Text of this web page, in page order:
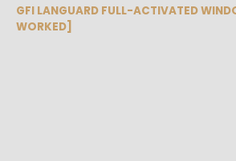
GFI LANGUARD FULL-ACTIVATED
WORKED]